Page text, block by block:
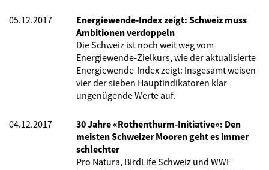
05.12.2017
Energiewende-Index zeigt: Schweiz muss
Ambitionen verdoppeln
Die Schweiz ist noch weit weg vom
Energiewende-Zielkurs, wie der aktualisierte
Energiewende-Index zeigt: Insgesamt weisen
vier der sieben Hauptindikatoren klar
ungenügende Werte auf.
04.12.2017
30 Jahre «Rothenthurm-Initiative»: Den
meisten Schweizer Mooren geht es immer
schlechter
Pro Natura, BirdLife Schweiz und WWF